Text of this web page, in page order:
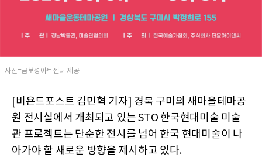
사진=금보성아트센터 제공
[비욘드포스트 김민혁 기자] 경북 구미의 새마을테마공
원 전시실에서 개최되고 있는 STO 한국현대미술 미술
관 프로젝트는 단순한 전시를 넘어 한국 현대미술이 나
아가야 할 새로운 방향을 제시하고 있다.